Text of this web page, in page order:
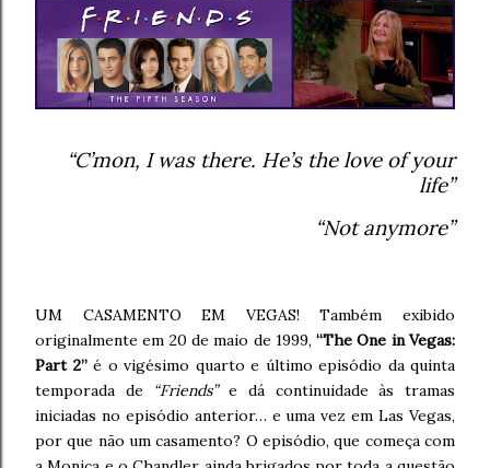
“C’mon, I was there. He’s the love of your
life”
“Not anymore”
UM CASAMENTO EM VEGAS! Também exibido
originalmente em 20 de maio de 1999,“The One in Vegas:
Part 2”é o vigésimo quarto e último episódio da quinta
temporada de “Friends”e dá continuidade às tramas
iniciadas no episódio anterior… e uma vez em Las Vegas,
por que não um casamento? O episódio, que começa com